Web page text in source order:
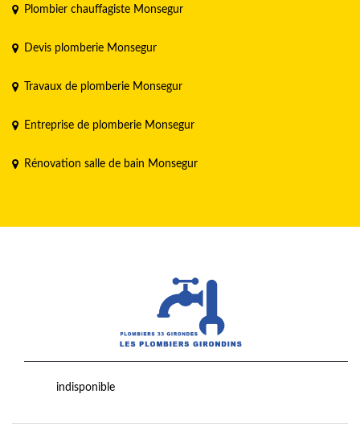
Plombier chauffagiste Monsegur
Devis plomberie Monsegur
Travaux de plomberie Monsegur
Entreprise de plomberie Monsegur
Rénovation salle de bain Monsegur
indisponible